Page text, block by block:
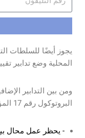
يجوز أيضًا للسلطات
المحلية وضع تدابير
ومن بين التدابير
البروتوكول رقم 17 المؤرخ 23 مارس 2020 قيودًا إضافية:
- يحظر عمل محال